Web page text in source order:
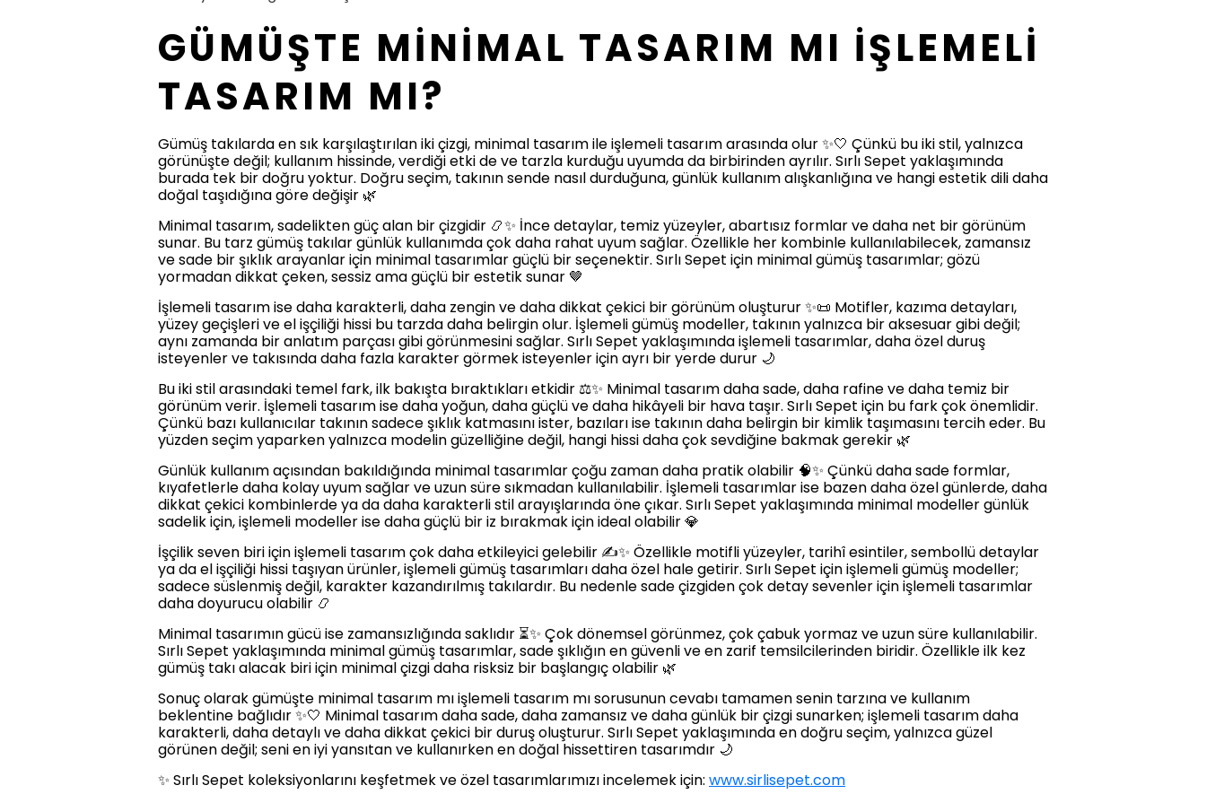
GÜMÜŞTE MİNİMAL TASARIM MI İŞLEMELİ
TASARIM MI?
Gümüş takılarda en sık karşılaştırılan iki çizgi, minimal tasarım ile işlemeli tasarım arasında olur ✨🤍 Çünkü bu iki stil, yalnızca
görünüşte değil; kullanım hissinde, verdiği etki de ve tarzla kurduğu uyumda da birbirinden ayrılır. Sırlı Sepet yaklaşımında
burada tek bir doğru yoktur. Doğru seçim, takının sende nasıl durduğuna, günlük kullanım alışkanlığına ve hangi estetik dili daha
doğal taşıdığına göre değişir 🌿
Minimal tasarım, sadelikten güç alan bir çizgidir 📿✨ İnce detaylar, temiz yüzeyler, abartısız formlar ve daha net bir görünüm
sunar. Bu tarz gümüş takılar günlük kullanımda çok daha rahat uyum sağlar. Özellikle her kombinle kullanılabilecek, zamansız
ve sade bir şıklık arayanlar için minimal tasarımlar güçlü bir seçenektir. Sırlı Sepet için minimal gümüş tasarımlar; gözü
yormadan dikkat çeken, sessiz ama güçlü bir estetik sunar 🤎
İşlemeli tasarım ise daha karakterli, daha zengin ve daha dikkat çekici bir görünüm oluşturur ✨📜 Motifler, kazıma detayları,
yüzey geçişleri ve el işçiliği hissi bu tarzda daha belirgin olur. İşlemeli gümüş modeller, takının yalnızca bir aksesuar gibi değil;
aynı zamanda bir anlatım parçası gibi görünmesini sağlar. Sırlı Sepet yaklaşımında işlemeli tasarımlar, daha özel duruş
isteyenler ve takısında daha fazla karakter görmek isteyenler için ayrı bir yerde durur 🌙
Bu iki stil arasındaki temel fark, ilk bakışta bıraktıkları etkidir ⚖️✨ Minimal tasarım daha sade, daha rafine ve daha temiz bir
görünüm verir. İşlemeli tasarım ise daha yoğun, daha güçlü ve daha hikâyeli bir hava taşır. Sırlı Sepet için bu fark çok önemlidir.
Çünkü bazı kullanıcılar takının sadece şıklık katmasını ister, bazıları ise takının daha belirgin bir kimlik taşımasını tercih eder. Bu
yüzden seçim yaparken yalnızca modelin güzelliğine değil, hangi hissi daha çok sevdiğine bakmak gerekir 🌿
Günlük kullanım açısından bakıldığında minimal tasarımlar çoğu zaman daha pratik olabilir 🧠✨ Çünkü daha sade formlar,
kıyafetlerle daha kolay uyum sağlar ve uzun süre sıkmadan kullanılabilir. İşlemeli tasarımlar ise bazen daha özel günlerde, daha
dikkat çekici kombinlerde ya da daha karakterli stil arayışlarında öne çıkar. Sırlı Sepet yaklaşımında minimal modeller günlük
sadelik için, işlemeli modeller ise daha güçlü bir iz bırakmak için ideal olabilir 💎
İşçilik seven biri için işlemeli tasarım çok daha etkileyici gelebilir ✍️✨ Özellikle motifli yüzeyler, tarihî esintiler, sembollü detaylar
ya da el işçiliği hissi taşıyan ürünler, işlemeli gümüş tasarımları daha özel hale getirir. Sırlı Sepet için işlemeli gümüş modeller;
sadece süslenmiş değil, karakter kazandırılmış takılardır. Bu nedenle sade çizgiden çok detay sevenler için işlemeli tasarımlar
daha doyurucu olabilir 📿
Minimal tasarımın gücü ise zamansızlığında saklıdır ⏳✨ Çok dönemsel görünmez, çok çabuk yormaz ve uzun süre kullanılabilir.
Sırlı Sepet yaklaşımında minimal gümüş tasarımlar, sade şıklığın en güvenli ve en zarif temsilcilerinden biridir. Özellikle ilk kez
gümüş takı alacak biri için minimal çizgi daha risksiz bir başlangıç olabilir 🌿
Sonuç olarak gümüşte minimal tasarım mı işlemeli tasarım mı sorusunun cevabı tamamen senin tarzına ve kullanım
beklentine bağlıdır ✨🤍 Minimal tasarım daha sade, daha zamansız ve daha günlük bir çizgi sunarken; işlemeli tasarım daha
karakterli, daha detaylı ve daha dikkat çekici bir duruş oluşturur. Sırlı Sepet yaklaşımında en doğru seçim, yalnızca güzel
görünen değil; seni en iyi yansıtan ve kullanırken en doğal hissettiren tasarımdır 🌙
✨ Sırlı Sepet koleksiyonlarını keşfetmek ve özel tasarımlarımızı incelemek için: www.sirlisepet.com